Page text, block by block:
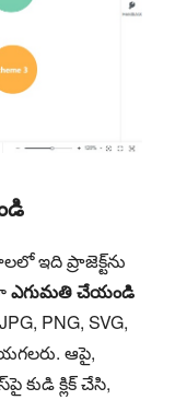
ఇది ప్రాజెక్ట్‌ను
ఎగుమతి చేయండి
PNG, SVG,
ఆపై,
కుడి క్లిక్ చేసి,